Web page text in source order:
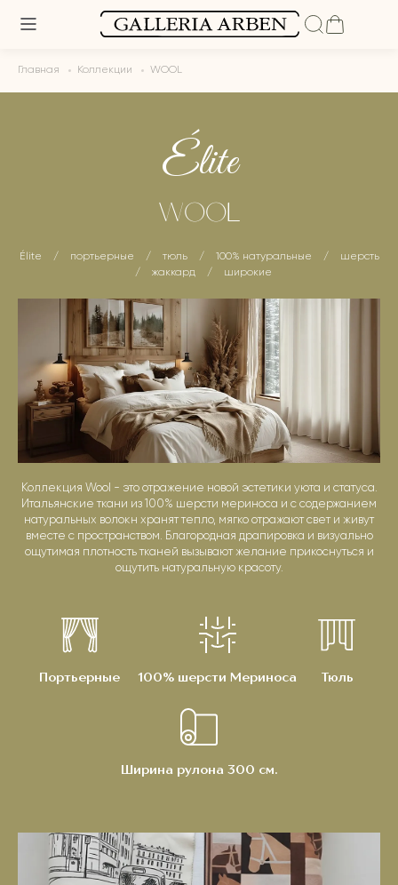
Главная Коллекции WOOL
Élite
WOOL
Élite / портьерные / тюль / 100% натуральные /
шерсть
/
жаккард / широкие
Коллекция Wool - это отражение новой эстетики уюта и статуса.
Итальянские ткани из 100% шерсти мериноса и с содержанием
натуральных волокн хранят тепло, мягко отражают свет и живут
вместе с пространством. Благородная драпировка и визуально
ощутимая плотность тканей вызывают желание прикоснуться и
ощутить натуральную красоту.
Портьерные 100% шерсти Мериноса Тюль
Ширина рулона 300 см.